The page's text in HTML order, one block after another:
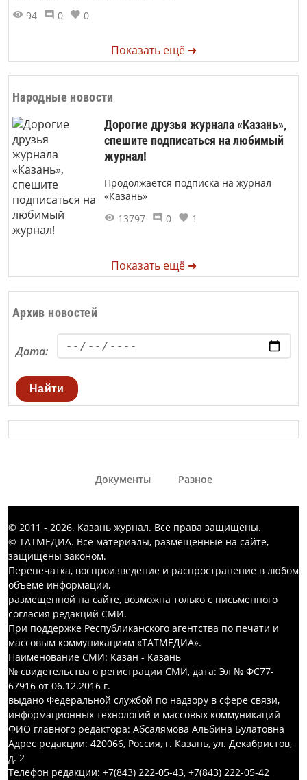
94
0 0
Показать ещё ➜
Народные новости
Дорогие друзья журнала «Казань»,
спешите подписаться на любимый
журнал!
Продолжается подписка на журнал
«Казань»
13797
0 1
Показать ещё ➜
Архив новостей
Дата:
Найти
Документы Разное
© 2011 - 2026. Казань журнал. Все права защищены.
© ТАТМЕДИА. Все материалы, размещенные на сайте,
защищены законом.
Перепечатка, воспроизведение и распространение в любом
объеме информации,
размещенной на сайте, возможна только с письменного
согласия редакций СМИ.
При поддержке Республиканского агентства по печати и
массовым коммуникациям «ТАТМЕДИА».
Наименование СМИ: Казан - Казань
№ свидетельства о регистрации СМИ, дата: Эл № ФС77-
67916 от 06.12.2016 г.
выдано Федеральной службой по надзору в сфере связи,
информационных технологий и массовых коммуникаций
ФИО главного редактора: Абсалямова Альбина Булатовна
Адрес редакции: 420066, Россия, г. Казань, ул. Декабристов,
д. 2
Телефон редакции: +7(843) 222-05-43, +7(843) 222-05-42